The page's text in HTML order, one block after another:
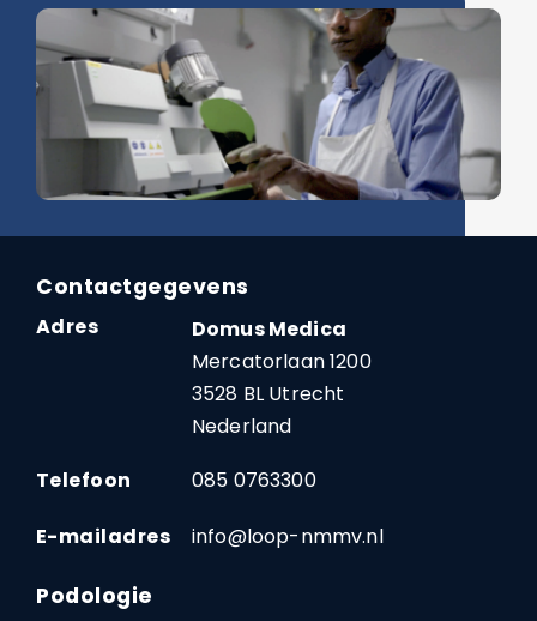
Contactgegevens
Adres
Domus Medica
Mercatorlaan 1200
3528 BL Utrecht
Nederland
Telefoon
085 0763300
E-mailadres info@loop-nmmv.nl
Podologie